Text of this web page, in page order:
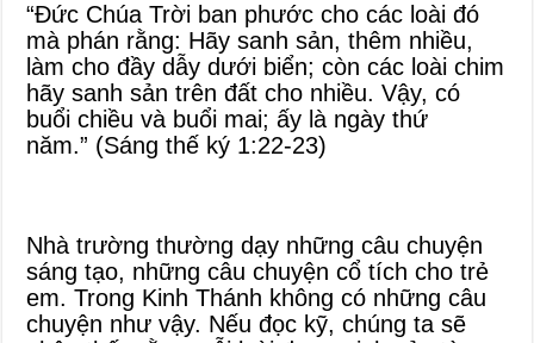
“Đức Chúa Trời ban phước cho các loài đó
mà phán rằng: Hãy sanh sản, thêm nhiều,
làm cho đầy dẫy dưới biển; còn các loài chim
hãy sanh sản trên đất cho nhiều. Vậy, có
buổi chiều và buổi mai; ấy là ngày thứ
năm.” (Sáng thế ký 1:22-23)
Nhà trường thường dạy những câu chuyện
sáng tạo, những câu chuyện cổ tích cho trẻ
em. Trong Kinh Thánh không có những câu
chuyện như vậy. Nếu đọc kỹ, chúng ta sẽ